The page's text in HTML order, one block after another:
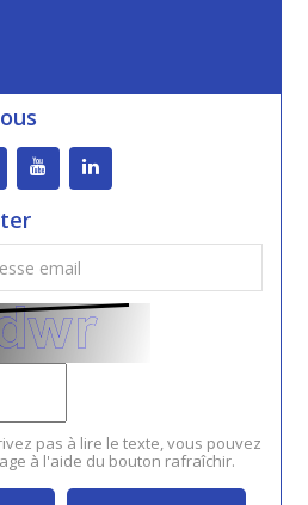
pas à lire le texte, vous pouvez
à l'aide du bouton rafraîchir.